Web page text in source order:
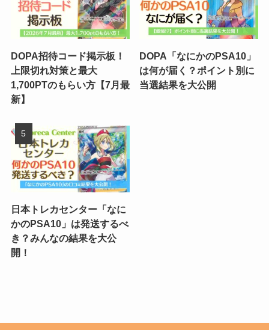
DOPA招待コード掲示板！
上限切れ対策と最大
1,700PTのもらい方【7月最
新】
DOPA「なにかのPSA10」
は何が届く？ポイント別に
当選結果を大公開
日本トレカセンター「なに
かのPSA10」は発送するべ
き？みんなの結果を大公
開！